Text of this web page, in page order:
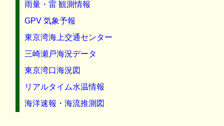
雨量・雷 観測情報
GPV 気象予報
東京湾海上交通センター
三崎瀬戸海況データ
東京湾口海況図
リアルタイム水温情報
海洋速報・海流推測図